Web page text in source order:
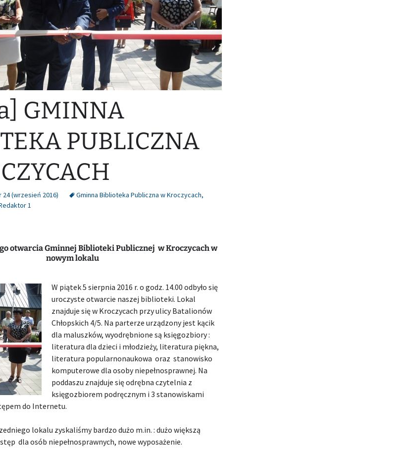
GMINNA
PUBLICZNA
24 (wrzesień 2016) Gminna Biblioteka Publiczna w Kroczycach,
1
otwarcia Gminnej Biblioteki Publicznej w Kroczycach w
nowym lokalu
W piątek 5 sierpnia 2016 r. o godz. 14.00 odbyło się
uroczyste otwarcie naszej biblioteki. Lokal
znajduje się w Kroczycach przy ulicy Batalionów
Chłopskich 4/5. Na parterze urządzony jest kącik
dla maluszków, wyodrębnione są księgozbiory :
literatura dla dzieci i młodzieży, literatura piękna,
literatura popularnonaukowa oraz stanowisko
komputerowe dla osoby niepełnosprawnej. Na
poddaszu znajduje się odrębna czytelnia z
księgozbiorem podręcznym i 3 stanowiskami
do Internetu.
lokalu zyskaliśmy bardzo dużo m.in. : dużo większą
dla osób niepełnosprawnych, nowe wyposażenie.